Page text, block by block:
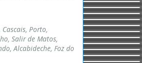
Porto,
Salir de Matos,
Alcabideche, Foz do